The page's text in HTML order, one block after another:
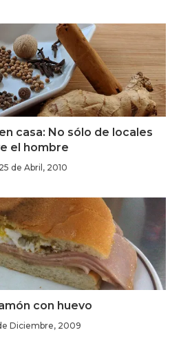
casa: No sólo de locales
el hombre
25 de Abril, 2010
con huevo
Diciembre, 2009